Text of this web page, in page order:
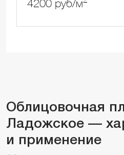
4200 руб/м
Облицовочная
Ладожское —
и применение